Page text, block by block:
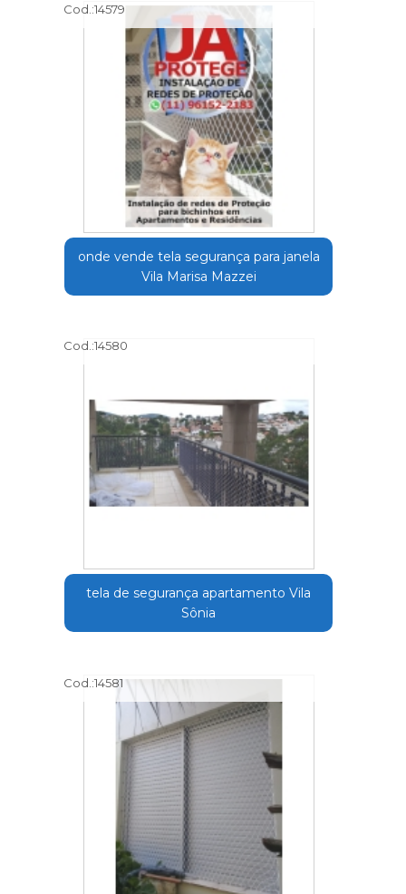
Cod.:14579
onde vende tela segurança para janela
Vila Marisa Mazzei
Cod.:14580
tela de segurança apartamento Vila
Sônia
Cod.:14581